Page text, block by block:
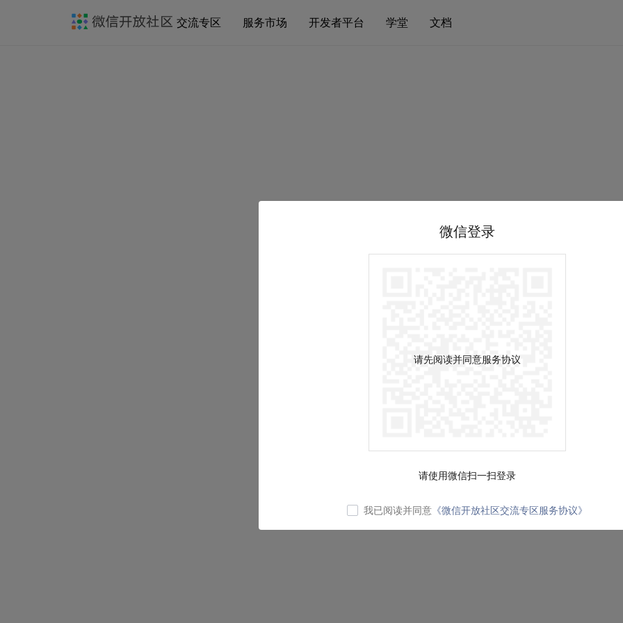
交流专区 服务市场 开发者平台 学堂 文档
微信登录
请先阅读并同意服务协议
请使用微信扫一扫登录
我已阅读并同意 《微信开放社区交流专区服务协议》